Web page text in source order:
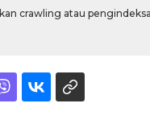
crawling atau